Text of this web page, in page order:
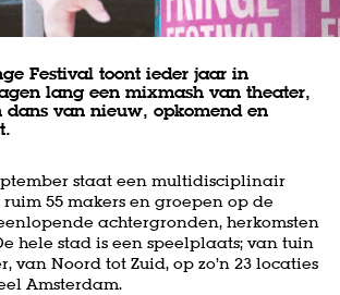
Festival toont ieder jaar in
lang een mixmash van theater,
dans van nieuw, opkomend en
staat een multidisciplinair
55 makers en groepen op de
achtergronden, herkomsten
hele stad is een speelplaats; van tuin
van Noord tot Zuid, op zo’n 23 locaties
Amsterdam.